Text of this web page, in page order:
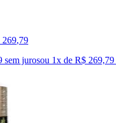
269,79
sem jurosou 1x de R$ 269,79